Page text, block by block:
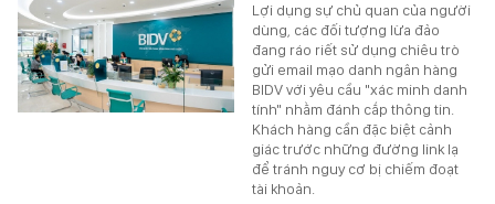
Lợi dụng sự chủ quan của người
dùng, các đối tượng lừa đảo
đang ráo riết sử dụng chiêu trò
gửi email mạo danh ngân hàng
BIDV với yêu cầu "xác minh danh
tính" nhằm đánh cắp thông tin.
Khách hàng cần đặc biệt cảnh
giác trước những đường link lạ
để tránh nguy cơ bị chiếm đoạt
tài khoản.